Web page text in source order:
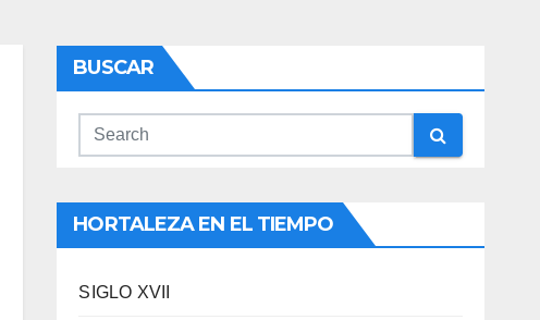
BUSCAR
HORTALEZA EN EL TIEMPO
SIGLO XVII